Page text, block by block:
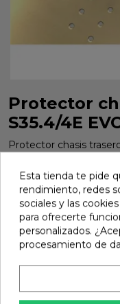
Protector
S35.4/4E
Protector chasis
12,62 €
En stock
share Compartir
Esta tienda te pide
rendimiento, redes
sociales y las
para ofrecerte
personalizados.
procesamiento de